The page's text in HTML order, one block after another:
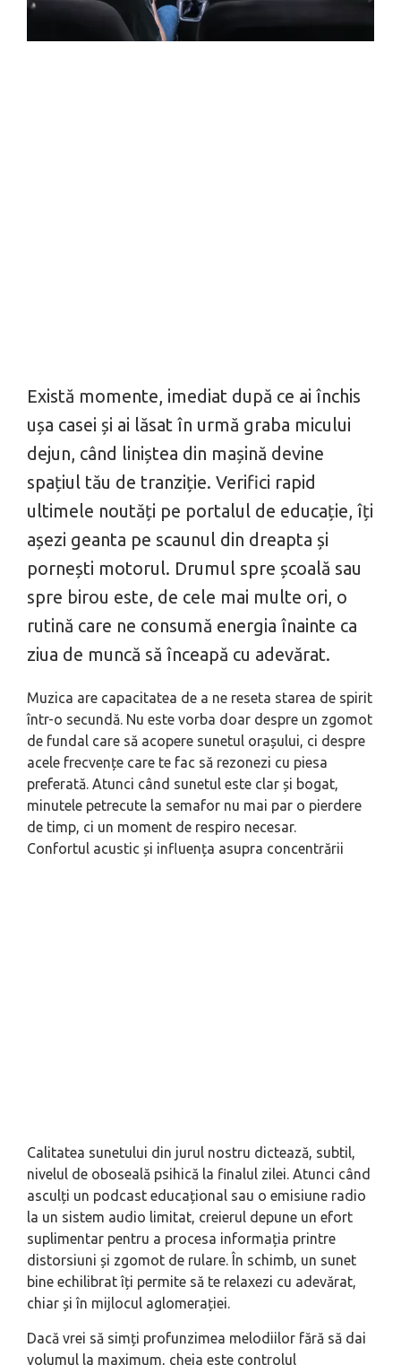
Există momente, imediat după ce ai închis
ușa casei și ai lăsat în urmă graba micului
dejun, când liniștea din mașină devine
spațiul tău de tranziție. Verifici rapid
ultimele noutăți pe portalul de educație, îți
așezi geanta pe scaunul din dreapta și
pornești motorul. Drumul spre școală sau
spre birou este, de cele mai multe ori, o
rutină care ne consumă energia înainte ca
ziua de muncă să înceapă cu adevărat.
Muzica are capacitatea de a ne reseta starea de spirit
într-o secundă. Nu este vorba doar despre un zgomot
de fundal care să acopere sunetul orașului, ci despre
acele frecvențe care te fac să rezonezi cu piesa
preferată. Atunci când sunetul este clar și bogat,
minutele petrecute la semafor nu mai par o pierdere
de timp, ci un moment de respiro necesar.
Confortul acustic și influența asupra concentrării
Calitatea sunetului din jurul nostru dictează, subtil,
nivelul de oboseală psihică la finalul zilei. Atunci când
asculți un podcast educațional sau o emisiune radio
la un sistem audio limitat, creierul depune un efort
suplimentar pentru a procesa informația printre
distorsiuni și zgomot de rulare. În schimb, un sunet
bine echilibrat îți permite să te relaxezi cu adevărat,
chiar și în mijlocul aglomerației.
Dacă vrei să simți profunzimea melodiilor fără să dai
volumul la maximum, cheia este controlul